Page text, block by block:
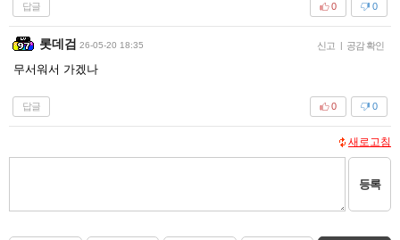
답글 0
0
롯데검 26-05-20 18:35 신고 | 공감 확인
무서워서 가겠나
답글 0
0
새로고침
등록